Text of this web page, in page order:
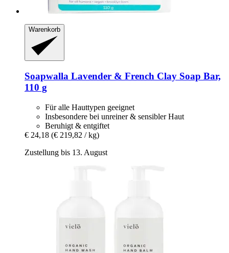
Warenkorb
Soapwalla Lavender & French Clay Soap Bar,
110 g
Für alle Hauttypen geeignet
Insbesondere bei unreiner & sensibler Haut
Beruhigt & entgiftet
€ 24,18 (€ 219,82 / kg)
Zustellung bis 13. August